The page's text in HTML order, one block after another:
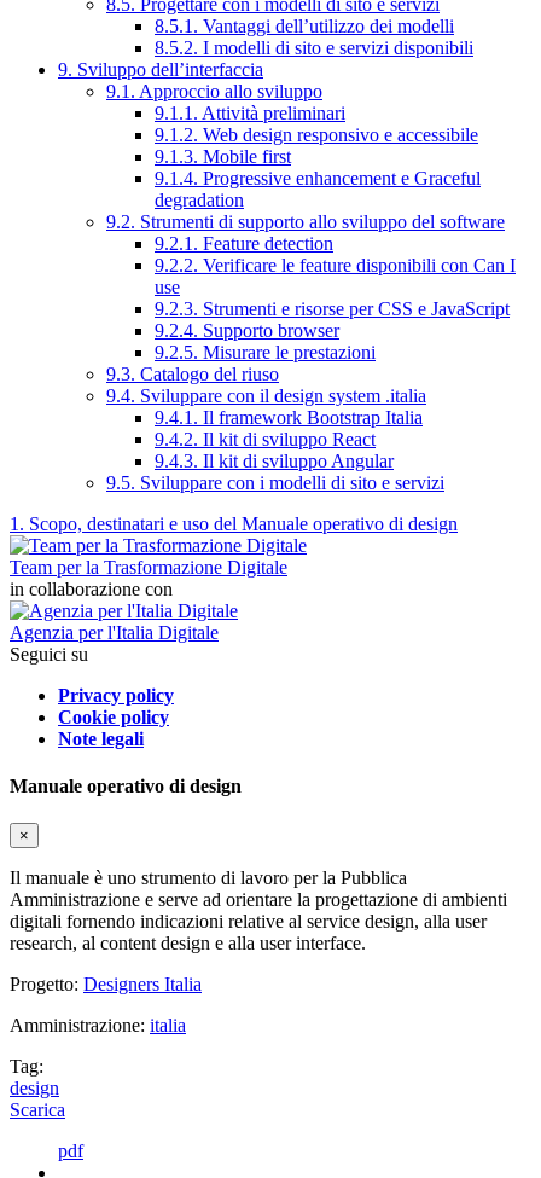
8.5.1. Vantaggi dell’utilizzo dei modelli
8.5.2. I modelli di sito e servizi disponibili
9. Sviluppo dell’interfaccia
9.1. Approccio allo sviluppo
9.1.1. Attività preliminari
9.1.2. Web design responsivo e accessibile
9.1.3. Mobile first
9.1.4. Progressive enhancement e Graceful
degradation
9.2. Strumenti di supporto allo sviluppo del software
9.2.1. Feature detection
9.2.2. Verificare le feature disponibili con Can I
use
9.2.3. Strumenti e risorse per CSS e JavaScript
9.2.4. Supporto browser
9.2.5. Misurare le prestazioni
9.3. Catalogo del riuso
9.4. Sviluppare con il design system .italia
9.4.1. Il framework Bootstrap Italia
9.4.2. Il kit di sviluppo React
9.4.3. Il kit di sviluppo Angular
9.5. Sviluppare con i modelli di sito e servizi
1. Scopo, destinatari e uso del Manuale operativo di design
Team per la Trasformazione Digitale
in collaborazione con
Agenzia per l'Italia Digitale
Seguici su
Privacy policy
Cookie policy
Note legali
Manuale operativo di design
×
Il manuale è uno strumento di lavoro per la Pubblica
Amministrazione e serve ad orientare la progettazione di ambienti
digitali fornendo indicazioni relative al service design, alla user
research, al content design e alla user interface.
Progetto: Designers Italia
Amministrazione: italia
Tag:
design
Scarica
pdf